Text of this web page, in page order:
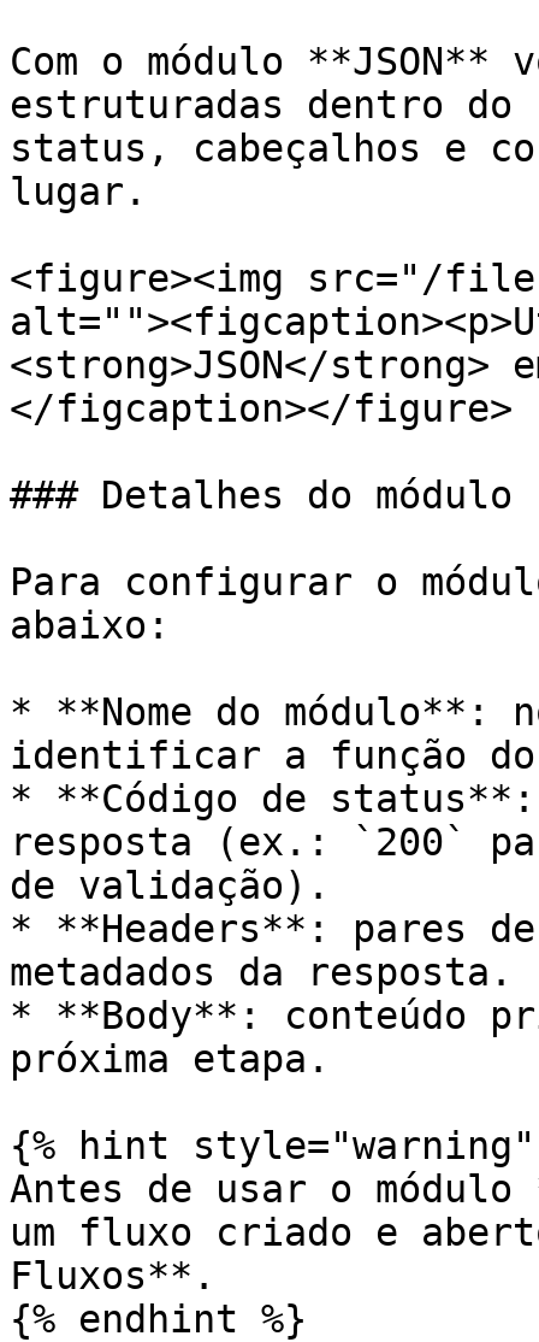
Com o módulo **JSON**
estruturadas dentro
status, cabeçalhos e
lugar.
<figure><img src="/files/
<strong>JSON</strong>
</figcaption></figure>
### Detalhes do módulo
Para configurar o
abaixo:
* **Nome do módulo**:
identificar a função
* **Código de
resposta (ex.: `200`
de validação).
* **Headers**: pares
metadados da resposta.
* **Body**: conteúdo
próxima etapa.
{% hint style="warning"
Antes de usar o
um fluxo criado e
Fluxos**.
{% endhint %}